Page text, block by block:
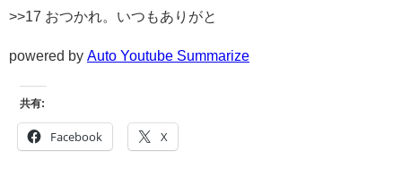
>>17 おつかれ。いつもありがと
powered by Auto Youtube Summarize
共有:
Facebook X